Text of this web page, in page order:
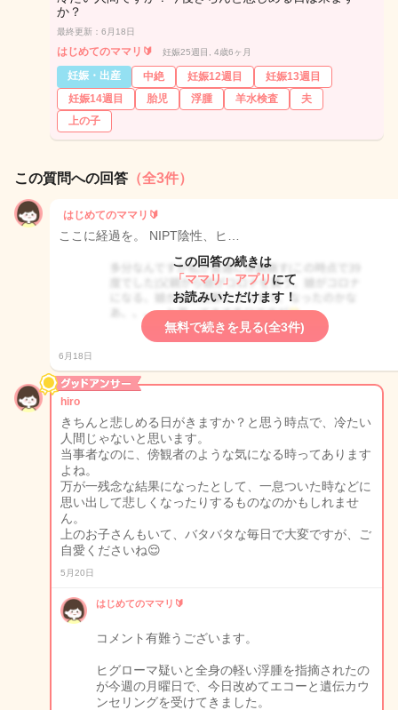
か？
最終更新：6月18日
はじめてのママリ🔰 妊娠25週目, 4歳6ヶ月
妊娠・出産 中絶 妊娠12週目
妊娠13週目
妊娠14週目
胎児 浮腫 羊水検査
夫
上の子
この質問への回答 （全3件）
はじめてのママリ🔰
ここに経過を。 NIPT陰性、ヒ…
この回答の続きは
「ママリ」アプリ にて
お読みいただけます！
無料で続きを見る(全3件)
6月18日
hiro
きちんと悲しめる日がきますか？と思う時点で、冷たい
人間じゃないと思います。
当事者なのに、傍観者のような気になる時ってあります
よね。
万が一残念な結果になったとして、一息ついた時などに
思い出して悲しくなったりするものなのかもしれませ
ん。
上のお子さんもいて、バタバタな毎日で大変ですが、ご
自愛くださいね😌
5月20日
はじめてのママリ🔰
コメント有難うございます。
ヒグローマ疑いと全身の軽い浮腫を指摘されたの
が今週の月曜日で、今日改めてエコーと遺伝カウ
ンセリングを受けてきました。